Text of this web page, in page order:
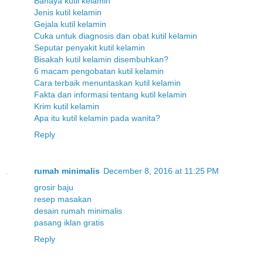
Jenis kutil kelamin
Gejala kutil kelamin
Cuka untuk diagnosis dan obat kutil kelamin
Seputar penyakit kutil kelamin
Bisakah kutil kelamin disembuhkan?
6 macam pengobatan kutil kelamin
Cara terbaik menuntaskan kutil kelamin
Fakta dan informasi tentang kutil kelamin
Krim kutil kelamin
Apa itu kutil kelamin pada wanita?
Reply
rumah minimalis December 8, 2016 at 11:25 PM
grosir baju
resep masakan
desain rumah minimalis
pasang iklan gratis
Reply